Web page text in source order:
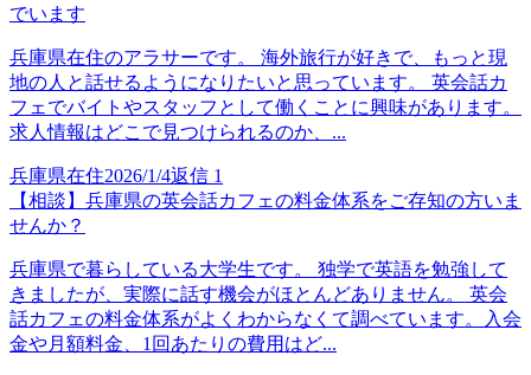
でいます
兵庫県在住のアラサーです。 海外旅行が好きで、もっと現
地の人と話せるようになりたいと思っています。 英会話カ
フェでバイトやスタッフとして働くことに興味があります。
求人情報はどこで見つけられるのか、...
兵庫県在住2026/1/4返信 1
【相談】兵庫県の英会話カフェの料金体系をご存知の方いま
せんか？
兵庫県で暮らしている大学生です。 独学で英語を勉強して
きましたが、実際に話す機会がほとんどありません。 英会
話カフェの料金体系がよくわからなくて調べています。入会
金や月額料金、1回あたりの費用はど...